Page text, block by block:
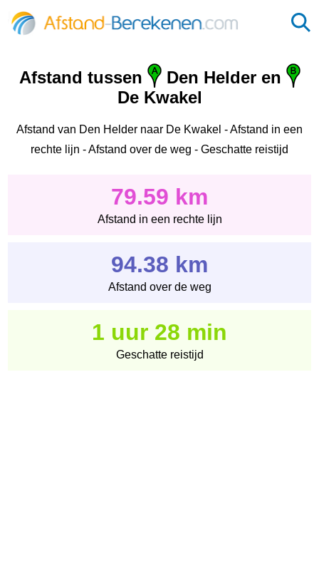
Afstand tussen
Den Helder en
De Kwakel
Afstand van Den Helder naar De Kwakel - Afstand in een
rechte lijn - Afstand over de weg - Geschatte reistijd
79.59 km
Afstand in een rechte lijn
94.38 km
Afstand over de weg
1 uur 28 min
Geschatte reistijd